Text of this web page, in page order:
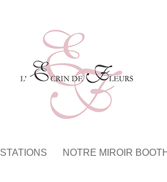
NOTRE MIROIR BOOTH